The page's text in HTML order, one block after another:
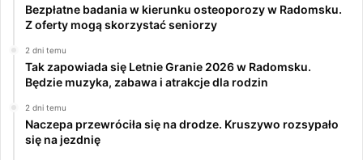
Bezpłatne badania w kierunku osteoporozy w Radomsku.
Z oferty mogą skorzystać seniorzy
2 dni temu
Tak zapowiada się Letnie Granie 2026 w Radomsku.
Będzie muzyka, zabawa i atrakcje dla rodzin
2 dni temu
Naczepa przewróciła się na drodze. Kruszywo rozsypało
się na jezdnię